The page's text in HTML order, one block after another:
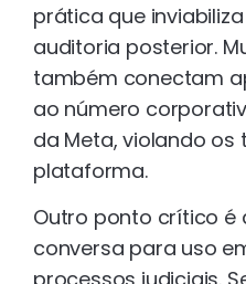
prática que
auditoria posterior.
também conectam
ao número
da Meta, violando os
plataforma.
Outro ponto crítico é
conversa para uso